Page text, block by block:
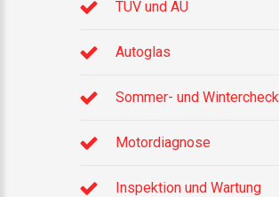
TÜV und AU
Autoglas
Sommer- und Wintercheck
Motordiagnose
Inspektion und Wartung